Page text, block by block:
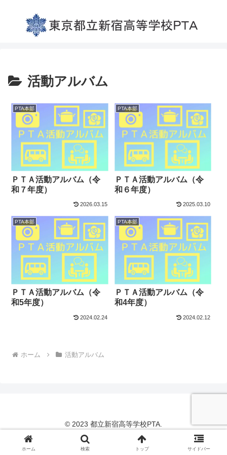
活動アルバム
PTA本部
ＰＴＡ活動アルバム（令
和７年度）
2026.03.15
PTA本部
ＰＴＡ活動アルバム（令
和６年度）
2025.03.10
PTA本部
ＰＴＡ活動アルバム（令
和5年度）
2024.02.24
PTA本部
ＰＴＡ活動アルバム（令
和4年度）
2024.02.12
ホーム 活動アルバム
© 2023 都立新宿高等学校PTA.
ホーム 検索 トップ サイドバー